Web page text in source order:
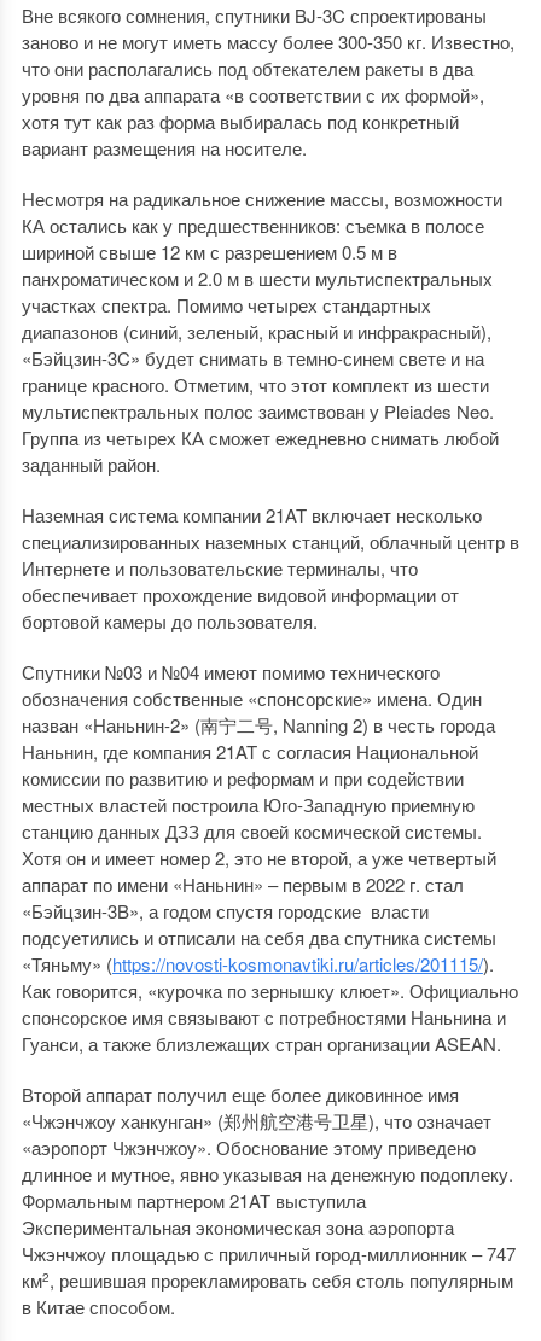
Вне всякого сомнения, спутники BJ-3C спроектированы
заново и не могут иметь массу более 300-350 кг. Известно,
что они располагались под обтекателем ракеты в два
уровня по два аппарата «в соответствии с их формой»,
хотя тут как раз форма выбиралась под конкретный
вариант размещения на носителе.
Несмотря на радикальное снижение массы, возможности
КА остались как у предшественников: съемка в полосе
шириной свыше 12 км с разрешением 0.5 м в
панхроматическом и 2.0 м в шести мультиспектральных
участках спектра. Помимо четырех стандартных
диапазонов (синий, зеленый, красный и инфракрасный),
«Бэйцзин-3C» будет снимать в темно-синем свете и на
границе красного. Отметим, что этот комплект из шести
мультиспектральных полос заимствован у Pleiades Neo.
Группа из четырех КА сможет ежедневно снимать любой
заданный район.
Наземная система компании 21AT включает несколько
специализированных наземных станций, облачный центр в
Интернете и пользовательские терминалы, что
обеспечивает прохождение видовой информации от
бортовой камеры до пользователя.
Спутники №03 и №04 имеют помимо технического
обозначения собственные «спонсорские» имена. Один
назван «Наньнин-2» (南宁二号, Nanning 2) в честь города
Наньнин, где компания 21AT с согласия Национальной
комиссии по развитию и реформам и при содействии
местных властей построила Юго-Западную приемную
станцию данных ДЗЗ для своей космической системы.
Хотя он и имеет номер 2, это не второй, а уже четвертый
аппарат по имени «Наньнин» – первым в 2022 г. стал
«Бэйцзин-3B», а годом спустя городские власти
подсуетились и отписали на себя два спутника системы
«Тяньму» (https://novosti-kosmonavtiki.ru/articles/201115/).
Как говорится, «курочка по зернышку клюет». Официально
спонсорское имя связывают с потребностями Наньнина и
Гуанси, а также близлежащих стран организации ASEAN.
Второй аппарат получил еще более диковинное имя
«Чжэнчжоу ханкунган» (郑州航空港号卫星), что означает
«аэропорт Чжэнчжоу». Обоснование этому приведено
длинное и мутное, явно указывая на денежную подоплеку.
Формальным партнером 21AT выступила
Экспериментальная экономическая зона аэропорта
Чжэнчжоу площадью с приличный город-миллионник – 747
км2, решившая прорекламировать себя столь популярным
в Китае способом.